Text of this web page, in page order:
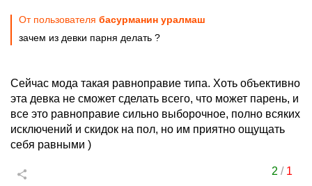
От пользователя басурманин уралмаш
зачем из девки парня делать ?
Сейчас мода такая равноправие типа. Хоть объективно
эта девка не сможет сделать всего, что может парень, и
все это равноправие сильно выборочное, полно всяких
исключений и скидок на пол, но им приятно ощущать
себя равными )
2 / 1